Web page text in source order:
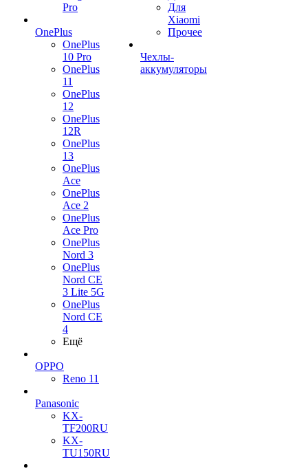
Pro
OnePlus
OnePlus
10 Pro
OnePlus
11
OnePlus
12
OnePlus
12R
OnePlus
13
OnePlus
Ace
OnePlus
Ace 2
OnePlus
Ace Pro
OnePlus
Nord 3
OnePlus
Nord CE
3 Lite 5G
OnePlus
Nord CE
4
Ещё
OPPO
Reno 11
Panasonic
KX-
TF200RU
KX-
TU150RU
Для
Xiaomi
Прочее
Чехлы-
аккумуляторы